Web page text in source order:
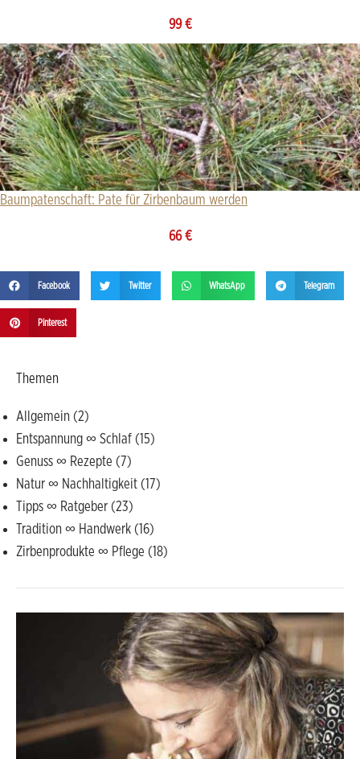
Themen
Allgemein (2)
Entspannung ∞ Schlaf (15)
Genuss ∞ Rezepte (7)
Natur ∞ Nachhaltigkeit (17)
Tipps ∞ Ratgeber (23)
Tradition ∞ Handwerk (16)
Zirbenprodukte ∞ Pflege (18)
99€
Baumpatenschaft: Pate für Zirbenbaum werden
66€
Facebook Twitter WhatsApp Telegram
Pinterest